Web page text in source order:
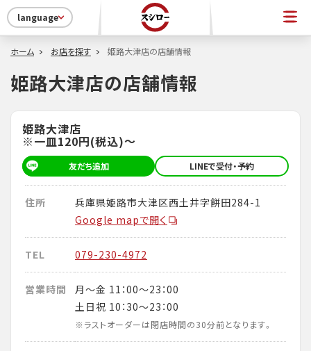
language
ホーム お店を探す 姫路大津店の店舗情報
姫路大津店の店舗情報
姫路大津店
※一皿120円(税込)～
友だち追加 LINEで受付・予約
住所
兵庫県姫路市大津区西土井字餅田284-1
Google mapで開く
TEL 079-230-4972
営業時間
月～金 11：00～23：00
土日祝 10：30～23：00
※ラストオーダーは閉店時間の30分前となります。